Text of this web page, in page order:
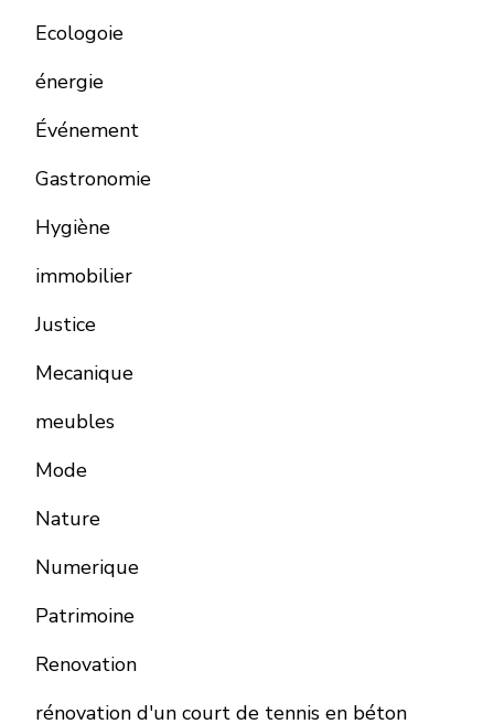
Ecologoie
énergie
Événement
Gastronomie
Hygiène
immobilier
Justice
Mecanique
meubles
Mode
Nature
Numerique
Patrimoine
Renovation
rénovation d'un court de tennis en béton